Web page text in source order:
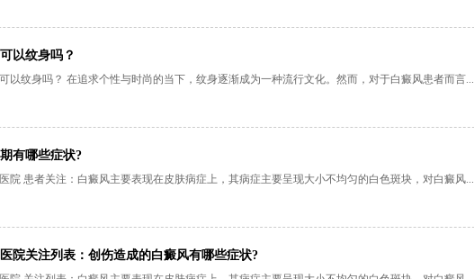
以纹身吗？
以纹身吗？ 在追求个性与时尚的当下，纹身逐渐成为一种流行文化。然而，对于白癜风患者而言...
有哪些症状?
院 患者关注：白癜风主要表现在皮肤病症上，其病症主要呈现大小不均匀的白色斑块，对白癜风...
院关注列表：创伤造成的白癜风有哪些症状?